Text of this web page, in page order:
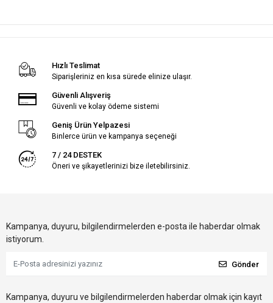
Hızlı Teslimat
Siparişleriniz en kısa sürede elinize ulaşır.
Güvenli Alışveriş
Güvenli ve kolay ödeme sistemi
Geniş Ürün Yelpazesi
Binlerce ürün ve kampanya seçeneği
7 / 24 DESTEK
Öneri ve şikayetlerinizi bize iletebilirsiniz.
Kampanya, duyuru, bilgilendirmelerden e-posta ile haberdar olmak
istiyorum.
Gönder
Kampanya, duyuru ve bilgilendirmelerden haberdar olmak için kayıt